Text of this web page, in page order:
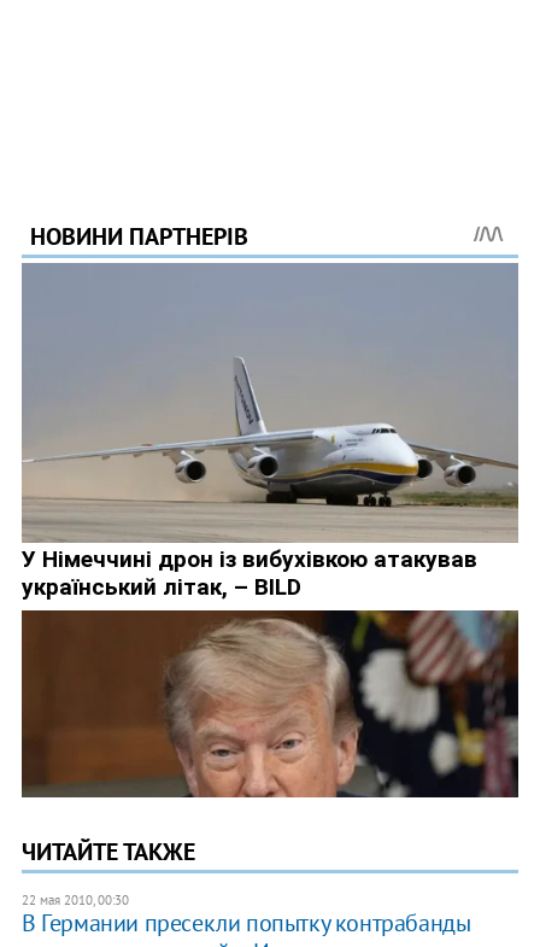
ЧИТАЙТЕ ТАКЖЕ
22 мая 2010, 00:30
В Германии пресекли попытку контрабанды